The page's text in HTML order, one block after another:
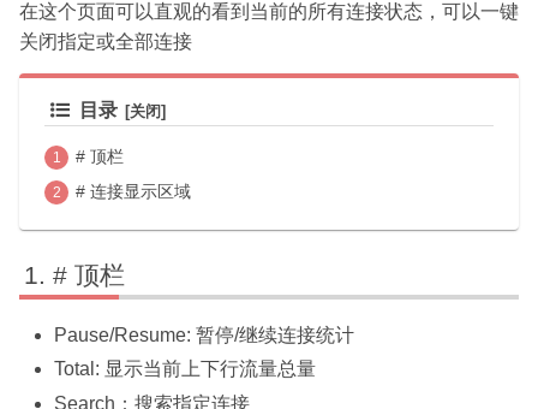
在这个页面可以直观的看到当前的所有连接状态，可以一键
关闭指定或全部连接
目录
# 顶栏
# 连接显示区域
# 顶栏
Pause/Resume: 暂停/继续连接统计
Total: 显示当前上下行流量总量
Search：搜索指定连接